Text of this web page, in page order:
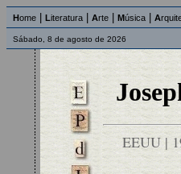
Home Literatura Arte Música A
Sábado, 8 de agosto de 2026
EEUU |